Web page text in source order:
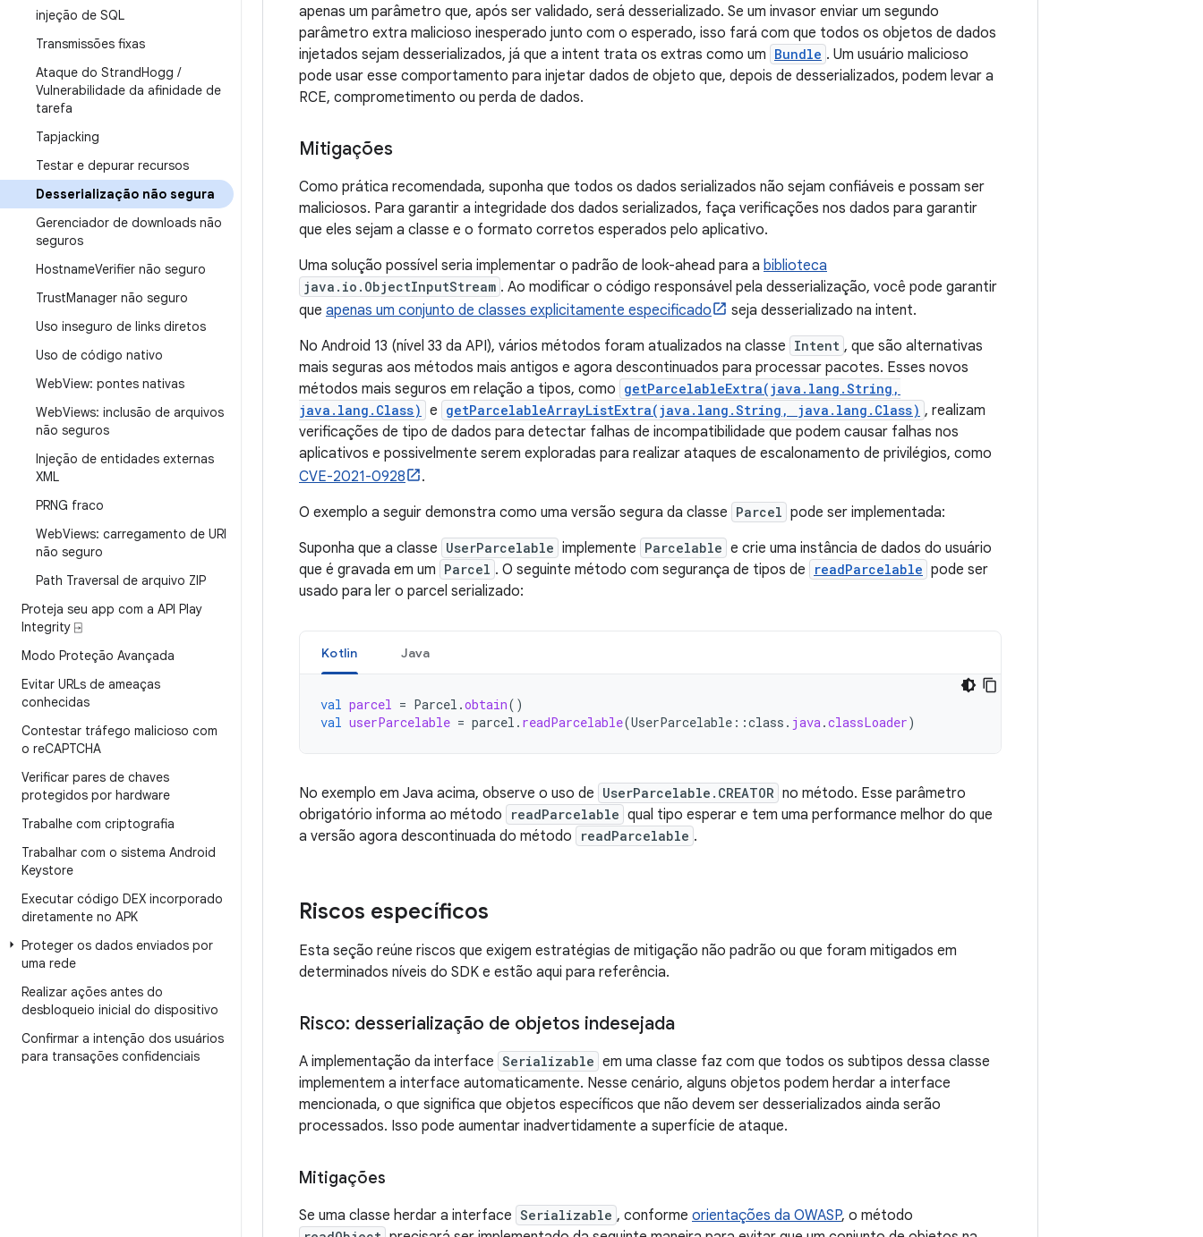
injeção de SQL
Transmissões fixas
Ataque do StrandHogg /
Vulnerabilidade da afinidade de
tarefa
Tapjacking
Testar e depurar recursos
Desserialização não segura
Gerenciador de downloads não
seguros
HostnameVerifier não seguro
TrustManager não seguro
Uso inseguro de links diretos
Uso de código nativo
WebView: pontes nativas
WebViews: inclusão de arquivos
não seguros
Injeção de entidades externas
XML
PRNG fraco
WebViews: carregamento de URI
não seguro
Path Traversal de arquivo ZIP
Proteja seu app com a API Play
Integrity ⍈
Modo Proteção Avançada
Evitar URLs de ameaças
conhecidas
Contestar tráfego malicioso com
o reCAPTCHA
Verificar pares de chaves
protegidos por hardware
Trabalhe com criptografia
Trabalhar com o sistema Android
Keystore
Executar código DEX incorporado
diretamente no APK
Proteger os dados enviados por
uma rede
Realizar ações antes do
desbloqueio inicial do dispositivo
Confirmar a intenção dos usuários
para transações confidenciais
apenas um parâmetro que, após ser validado, será desserializado. Se um invasor enviar um segundo
parâmetro extra malicioso inesperado junto com o esperado, isso fará com que todos os objetos de dados
injetados sejam desserializados, já que a intent trata os extras como um Bundle . Um usuário malicioso
pode usar esse comportamento para injetar dados de objeto que, depois de desserializados, podem levar a
RCE, comprometimento ou perda de dados.
Mitigações
Como prática recomendada, suponha que todos os dados serializados não sejam confiáveis e possam ser
maliciosos. Para garantir a integridade dos dados serializados, faça verificações nos dados para garantir
que eles sejam a classe e o formato corretos esperados pelo aplicativo.
Uma solução possível seria implementar o padrão de look-ahead para a biblioteca
java.io.ObjectInputStream . Ao modificar o código responsável pela desserialização, você pode garantir
que apenas um conjunto de classes explicitamente especificado
seja desserializado na intent.
No Android 13 (nível 33 da API), vários métodos foram atualizados na classe Intent , que são alternativas
mais seguras aos métodos mais antigos e agora descontinuados para processar pacotes. Esses novos
métodos mais seguros em relação a tipos, como getParcelableExtra(java.lang.String,
java.lang.Class) e getParcelableArrayListExtra(java.lang.String, java.lang.Class) , realizam
verificações de tipo de dados para detectar falhas de incompatibilidade que podem causar falhas nos
aplicativos e possivelmente serem exploradas para realizar ataques de escalonamento de privilégios, como
CVE-2021-0928
.
O exemplo a seguir demonstra como uma versão segura da classe Parcel pode ser implementada:
Suponha que a classe UserParcelable implemente Parcelable e crie uma instância de dados do usuário
que é gravada em um Parcel . O seguinte método com segurança de tipos de readParcelable pode ser
usado para ler o parcel serializado:
Kotlin Java
val parcel = Parcel .obtain()
val userParcelable = parcel . readParcelable(UserParcelable ::class . java.classLoader)
No exemplo em Java acima, observe o uso de UserParcelable.CREATOR no método. Esse parâmetro
obrigatório informa ao método
readParcelable qual tipo esperar e tem uma performance melhor do que
a versão agora descontinuada do método
readParcelable .
Riscos específicos
Esta seção reúne riscos que exigem estratégias de mitigação não padrão ou que foram mitigados em
determinados níveis do SDK e estão aqui para referência.
Risco: desserialização de objetos indesejada
A implementação da interface Serializable em uma classe faz com que todos os subtipos dessa classe
implementem a interface automaticamente. Nesse cenário, alguns objetos podem herdar a interface
mencionada, o que significa que objetos específicos que não devem ser desserializados ainda serão
processados. Isso pode aumentar inadvertidamente a superfície de ataque.
Mitigações
Se uma classe herdar a interface Serializable , conforme orientações da OWASP, o método